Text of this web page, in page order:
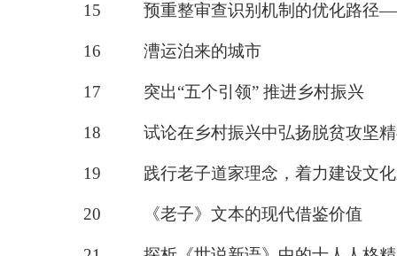
15 预重整审查识别机制的优化路径
16 漕运泊来的城市
17 突出“五个引领” 推进乡村振兴
18 试论在乡村振兴中弘扬脱贫攻坚
19 践行老子道家理念，着力建设文
20 《老子》 文本的现代借鉴价值